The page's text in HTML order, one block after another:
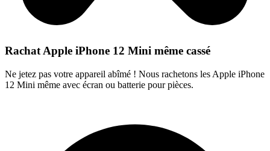
Rachat Apple iPhone 12 Mini même cassé
Ne jetez pas votre appareil abîmé ! Nous rachetons les Apple iPhone
12 Mini même avec écran ou batterie pour pièces.